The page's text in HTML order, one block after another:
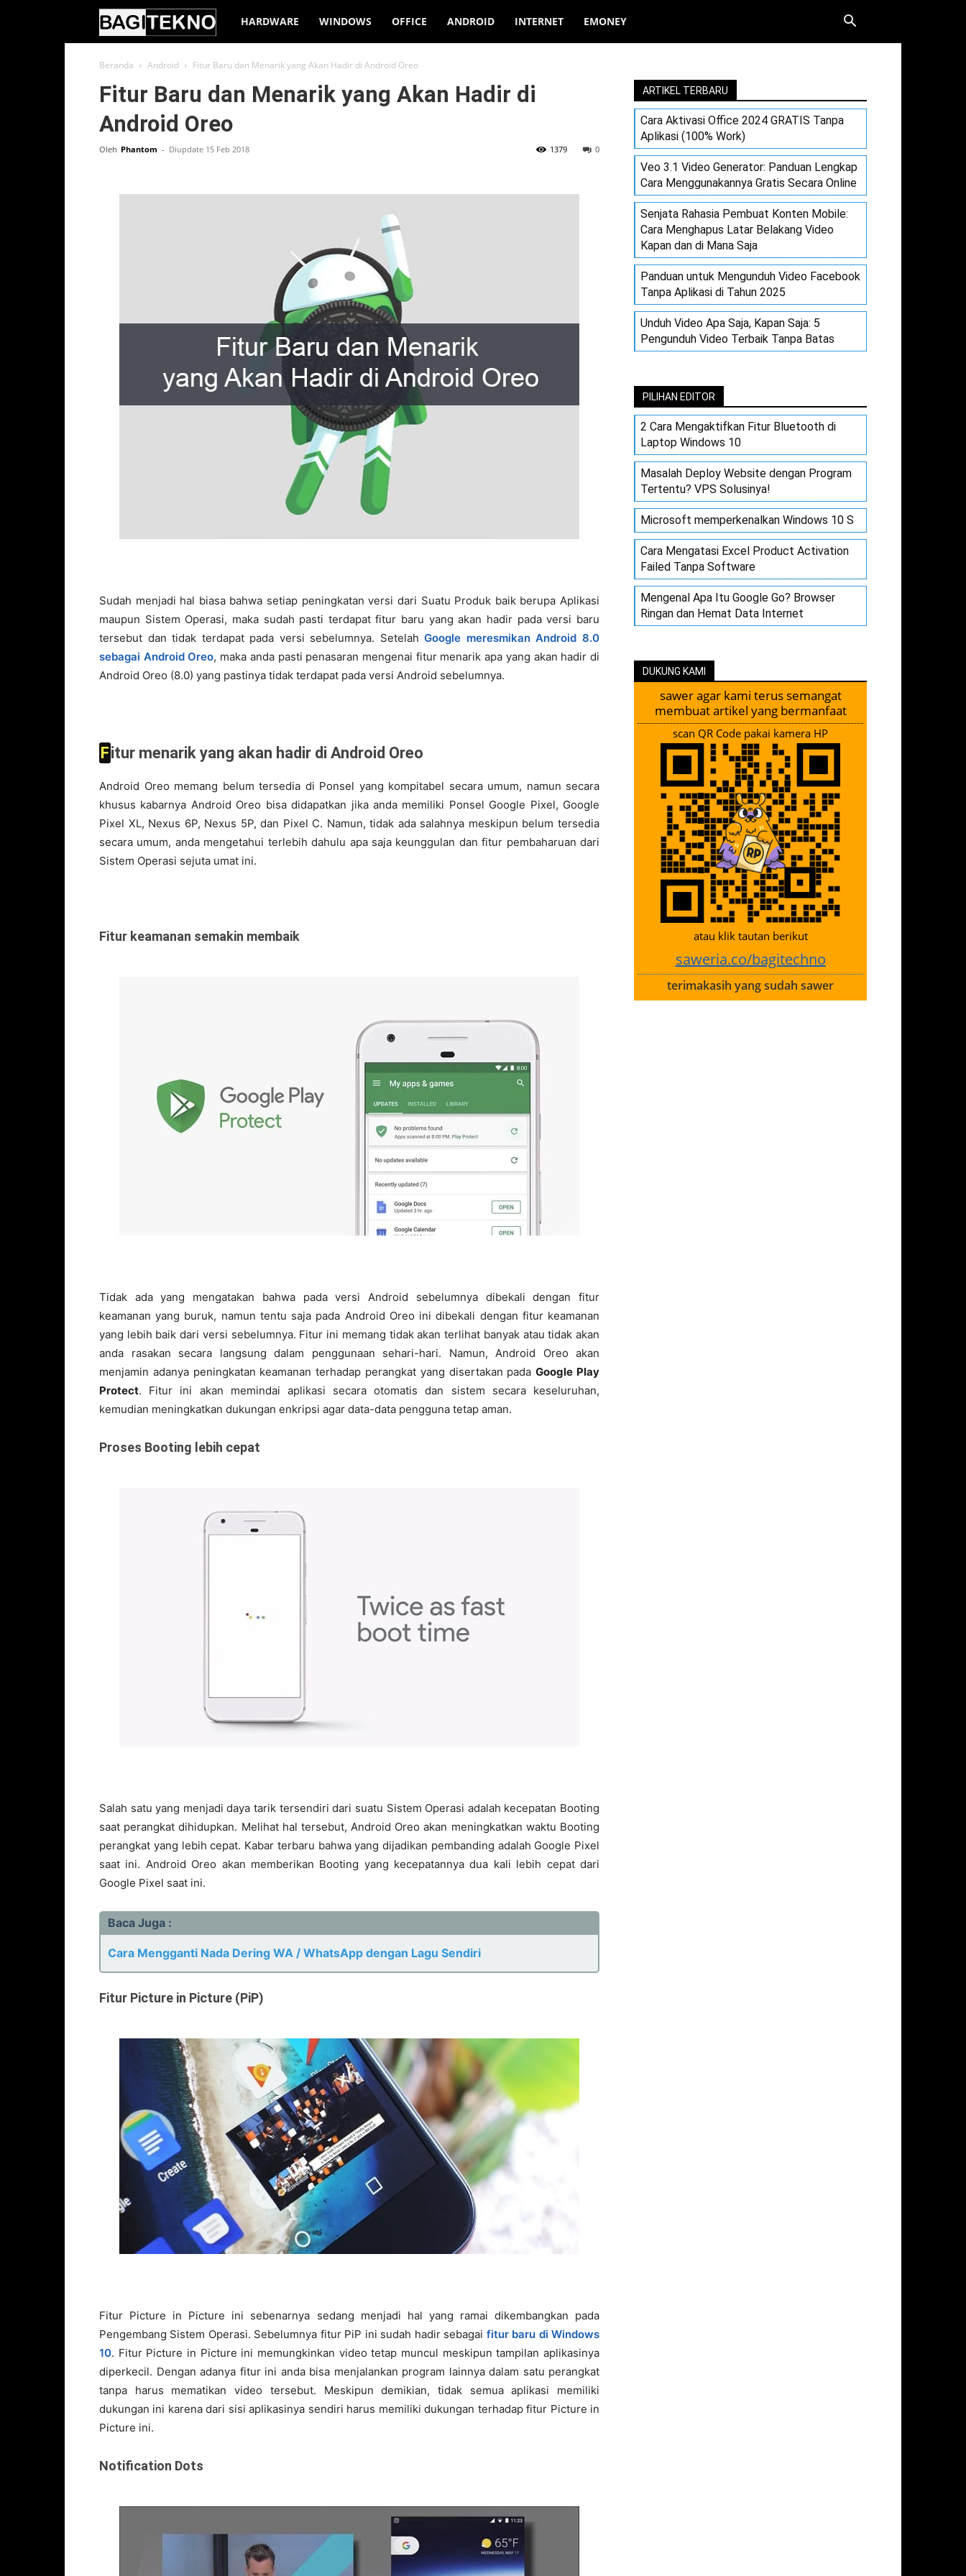
BagiTekno
HARDWARE WINDOWS OFFICE ANDROID INTERNET EMONEY
Beranda Android Fitur Baru dan Menarik yang Akan Hadir di Android Oreo
Fitur Baru dan Menarik yang Akan Hadir di
Android Oreo
Oleh Phantom - Diupdate 15 Feb 2018 0
1379
Sudah menjadi hal biasa bahwa setiap peningkatan versi dari Suatu Produk baik berupa Aplikasi
maupun Sistem Operasi, maka sudah pasti terdapat fitur baru yang akan hadir pada versi baru
tersebut dan tidak terdapat pada versi sebelumnya. SetelahGoogle meresmikan Android 8.0
sebagai Android Oreo, maka anda pasti penasaran mengenai fitur menarik apa yang akan hadir di
Android Oreo (8.0) yang pastinya tidak terdapat pada versi Android sebelumnya.
Fitur menarik yang akan hadir di Android Oreo
Android Oreo memang belum tersedia di Ponsel yang kompitabel secara umum, namun secara
khusus kabarnya Android Oreo bisa didapatkan jika anda memiliki Ponsel Google Pixel, Google
Pixel XL, Nexus 6P, Nexus 5P, dan Pixel C. Namun, tidak ada salahnya meskipun belum tersedia
secara umum, anda mengetahui terlebih dahulu apa saja keunggulan dan fitur pembaharuan dari
Sistem Operasi sejuta umat ini.
Fitur keamanan semakin membaik
Tidak ada yang mengatakan bahwa pada versi Android sebelumnya dibekali dengan fitur
keamanan yang buruk, namun tentu saja pada Android Oreo ini dibekali dengan fitur keamanan
yang lebih baik dari versi sebelumnya. Fitur ini memang tidak akan terlihat banyak atau tidak akan
anda rasakan secara langsung dalam penggunaan sehari-hari. Namun, Android Oreo akan
menjamin adanya peningkatan keamanan terhadap perangkat yang disertakan padaGoogle Play
Protect. Fitur ini akan memindai aplikasi secara otomatis dan sistem secara keseluruhan,
kemudian meningkatkan dukungan enkripsi agar data-data pengguna tetap aman.
Proses Booting lebih cepat
Salah satu yang menjadi daya tarik tersendiri dari suatu Sistem Operasi adalah kecepatan Booting
saat perangkat dihidupkan. Melihat hal tersebut, Android Oreo akan meningkatkan waktu Booting
perangkat yang lebih cepat. Kabar terbaru bahwa yang dijadikan pembanding adalah Google Pixel
saat ini. Android Oreo akan memberikan Booting yang kecepatannya dua kali lebih cepat dari
Google Pixel saat ini.
Baca Juga :
Cara Mengganti Nada Dering WA / WhatsApp dengan Lagu Sendiri
Fitur Picture in Picture (PiP)
Fitur Picture in Picture ini sebenarnya sedang menjadi hal yang ramai dikembangkan pada
Pengembang Sistem Operasi. Sebelumnya fitur PiP ini sudah hadir sebagai fitur baru di Windows
10. Fitur Picture in Picture ini memungkinkan video tetap muncul meskipun tampilan aplikasinya
diperkecil. Dengan adanya fitur ini anda bisa menjalankan program lainnya dalam satu perangkat
tanpa harus mematikan video tersebut. Meskipun demikian, tidak semua aplikasi memiliki
dukungan ini karena dari sisi aplikasinya sendiri harus memiliki dukungan terhadap fitur Picture in
Picture ini.
Notification Dots
ARTIKEL TERBARU
Cara Aktivasi Office 2024 GRATIS Tanpa
Aplikasi (100% Work)
Veo 3.1 Video Generator: Panduan Lengkap
Cara Menggunakannya Gratis Secara Online
Senjata Rahasia Pembuat Konten Mobile:
Cara Menghapus Latar Belakang Video
Kapan dan di Mana Saja
Panduan untuk Mengunduh Video Facebook
Tanpa Aplikasi di Tahun 2025
Unduh Video Apa Saja, Kapan Saja: 5
Pengunduh Video Terbaik Tanpa Batas
PILIHAN EDITOR
2 Cara Mengaktifkan Fitur Bluetooth di
Laptop Windows 10
Masalah Deploy Website dengan Program
Tertentu? VPS Solusinya!
Microsoft memperkenalkan Windows 10 S
Cara Mengatasi Excel Product Activation
Failed Tanpa Software
Mengenal Apa Itu Google Go? Browser
Ringan dan Hemat Data Internet
DUKUNG KAMI
sawer agar kami terus semangat
membuat artikel yang bermanfaat
scan QR Code pakai kamera HP
atau klik tautan berikut
saweria.co/bagitechno
terimakasih yang sudah sawer